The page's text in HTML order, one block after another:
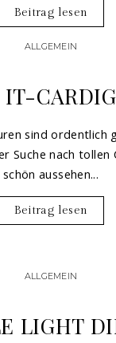
Beitrag lesen
ALLGEMEIN
sind ordentlich
Suche nach tollen
schön aussehen...
Beitrag lesen
ALLGEMEIN
LIGHT